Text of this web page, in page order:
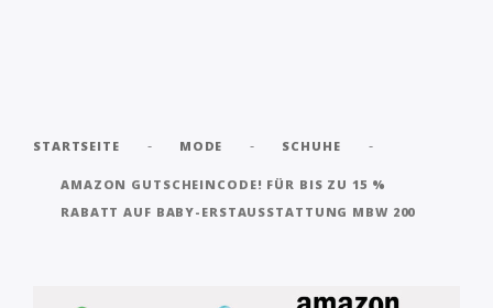
STARTSEITE - MODE - SCHUHE -
AMAZON GUTSCHEINCODE! FÜR BIS ZU 15 %
RABATT AUF BABY-ERSTAUSSTATTUNG MBW 200